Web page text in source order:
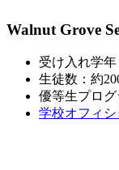
Walnut Grove
受け入れ学年
生徒数：約
優等生プロ
学校オフィシ